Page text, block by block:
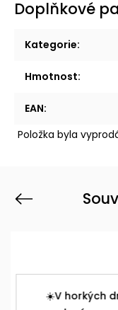
☀️V horkých
Doplňkové
Kategorie:
Hmotnost:
EAN:
Položka byla
Previous